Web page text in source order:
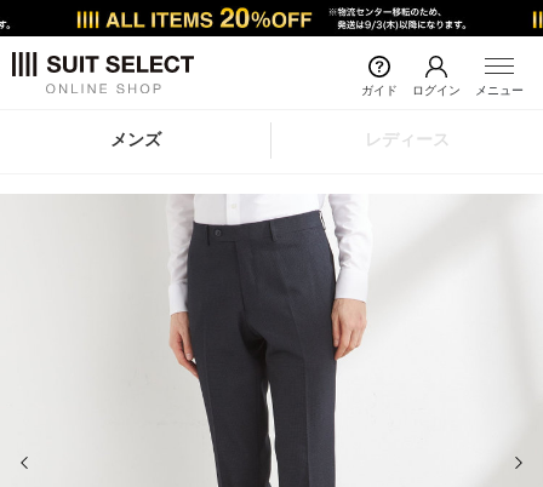
ガイド ログイン メニュー
メンズ レディース